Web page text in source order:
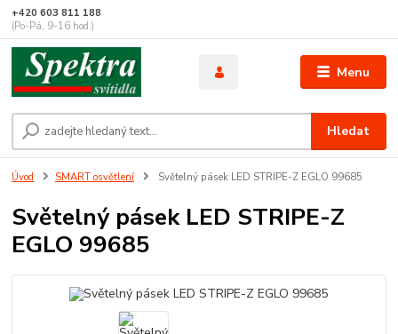
Menu
Hledat
+420 603 811 188
(Po-Pá, 9-16 hod.)
Úvod SMART osvětlení Světelný pásek LED STRIPE-Z EGLO 99685
Světelný pásek LED STRIPE-Z
EGLO 99685